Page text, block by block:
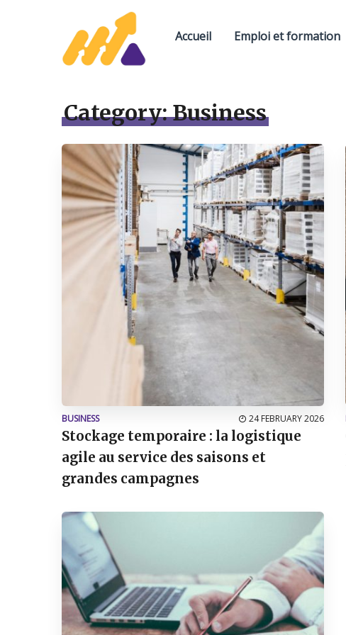
Accueil Emploi et formation
Category:Business
BUSINESS 24 FEBRUARY 2026
Stockage temporaire : la logistique
agile au service des saisons et
grandes campagnes